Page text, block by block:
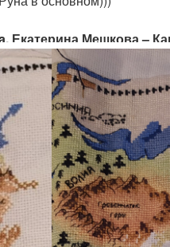
Екатерина Мешкова –